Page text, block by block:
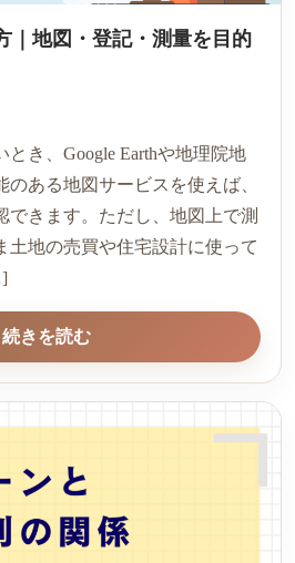
｜地図・登記・測量を目的
き、Google Earthや地理院地
のある地図サービスを使えば、
できます。ただし、地図上で測
土地の売買や住宅設計に使って
続きを読む